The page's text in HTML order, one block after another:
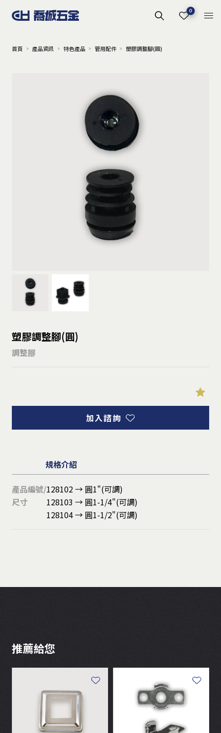
0
首頁 產品資訊 特色產品 管用配件 塑膠調整腳(圓)
塑膠調整腳(圓)
調整腳
加入諮詢
規格介紹
產品編號/
尺寸
128102 → 圓1"(可調)
128103 → 圓1-1/4"(可調)
128104 → 圓1-1/2"(可調)
推薦給您